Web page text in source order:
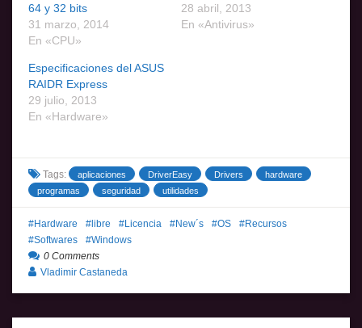
64 y 32 bits
31 marzo, 2014
En «CPU»
28 abril, 2013
En «Antivirus»
Especificaciones del ASUS
RAIDR Express
29 julio, 2013
En «Hardware»
Tags: aplicaciones DriverEasy Drivers
hardware
programas
seguridad utilidades
Hardware libre Licencia New´s OS
Recursos
Softwares
Windows
0 Comments
Vladimir Castaneda